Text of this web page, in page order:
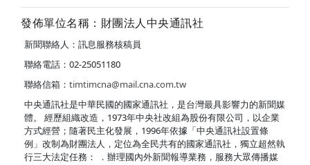
發佈單位名稱：財團法人中央通訊社
新聞聯絡人：訊息服務核稿員
聯絡電話：02-25051180
聯絡信箱： timtimcna@mail.cna.com.tw
中央通訊社是中華民國的國家通訊社，是台灣最具影響力的新聞媒
體。 經歷組織改造，1973年中央社改組為股份有限公司，以企業
方式經營；隨著民主化發展，1996年依據「中央通訊社設置條
例」改制為財團法人，定位為全民共有的國家通訊社，獨立超然執
行三大法定任務： ．辦理國內外新聞報導業務，服務大眾傳播媒